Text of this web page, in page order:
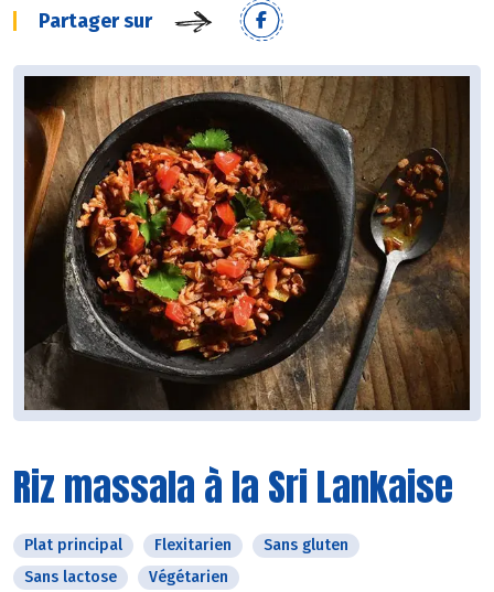
Partager sur
Riz massala à la Sri Lankaise
Plat principal Flexitarien
Sans gluten
Sans lactose
Végétarien